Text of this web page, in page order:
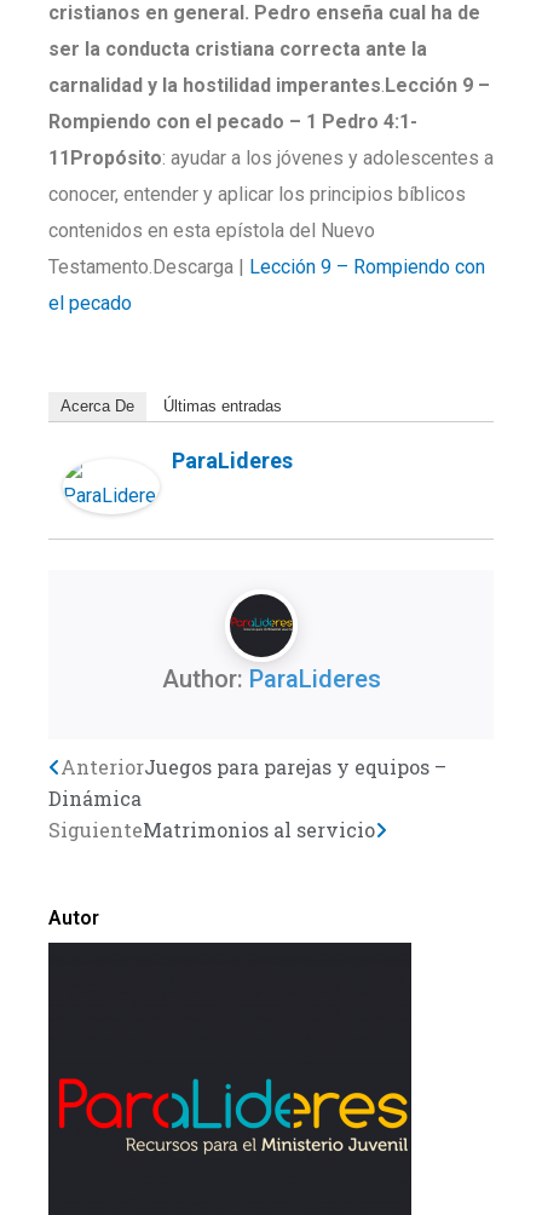
cristianos en general. Pedro enseña cual ha de
ser la conducta cristiana correcta ante la
carnalidad y la hostilidad imperantes.Lección 9 –
Rompiendo con el pecado – 1 Pedro 4:1-
11Propósito: ayudar a los jóvenes y adolescentes a
conocer, entender y aplicar los principios bíblicos
contenidos en esta epístola del Nuevo
Testamento.Descarga | Lección 9 – Rompiendo con
el pecado
Acerca De Últimas entradas
ParaLideres
Author: ParaLideres
Previo
AnteriorJuegos para parejas y equipos –
Dinámica
SiguienteMatrimonios al servicio
Next
Autor